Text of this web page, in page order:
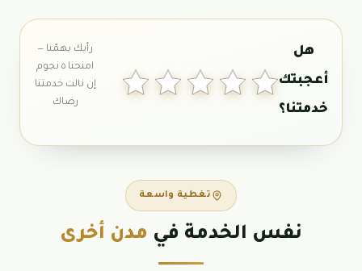
تغطية واسعة
نفس الخدمة في مدن أخرى